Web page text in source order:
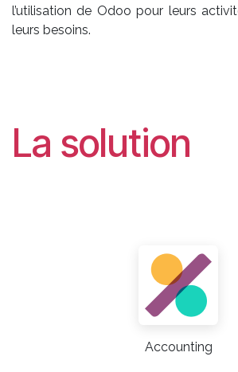
l’utilisation de Odoo pour leurs
leurs besoins.
La solution
Accounting